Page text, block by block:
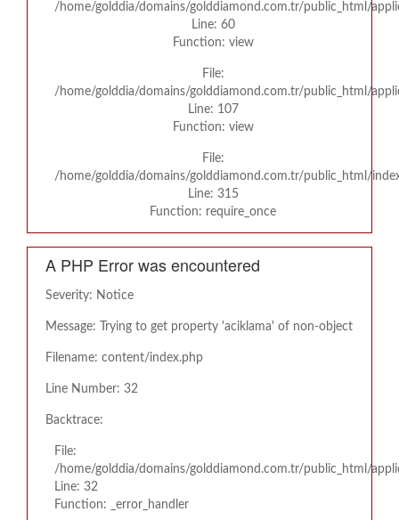
/home/golddia/domains/golddiamond.com.tr/public_html/
Line: 60
Function: view
File:
/home/golddia/domains/golddiamond.com.tr/public_html/
Line: 107
Function: view
File:
/home/golddia/domains/golddiamond.com.tr/public_html/
Line: 315
Function: require_once
A PHP Error was encountered
Severity: Notice
Message: Trying to get property 'aciklama' of non-object
Filename: content/index.php
Line Number: 32
Backtrace:
File:
/home/golddia/domains/golddiamond.com.tr/public_html/
Line: 32
Function: _error_handler